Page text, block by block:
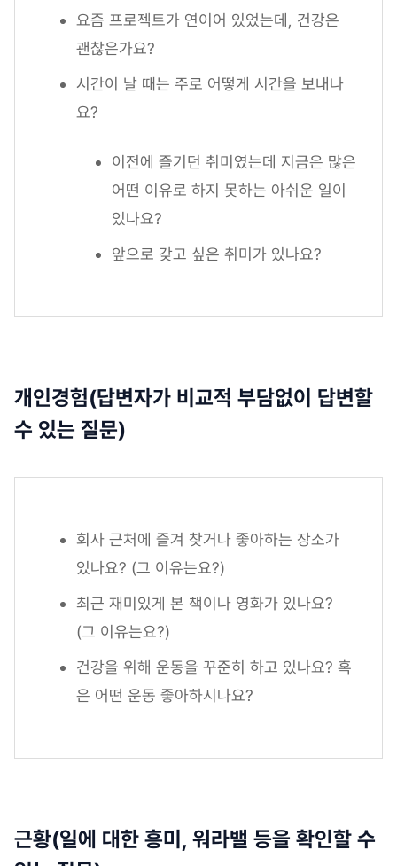
요즘 프로젝트가 연이어 있었는데, 건강은
괜찮은가요?
시간이 날 때는 주로 어떻게 시간을 보내나
요?
이전에 즐기던 취미였는데 지금은 많은
어떤 이유로 하지 못하는 아쉬운 일이
있나요?
앞으로 갖고 싶은 취미가 있나요?
개인경험(답변자가 비교적 부담없이 답변할
수 있는 질문)
회사 근처에 즐겨 찾거나 좋아하는 장소가
있나요? (그 이유는요?)
최근 재미있게 본 책이나 영화가 있나요?
(그 이유는요?)
건강을 위해 운동을 꾸준히 하고 있나요? 혹
은 어떤 운동 좋아하시나요?
근황(일에 대한 흥미, 워라밸 등을 확인할 수